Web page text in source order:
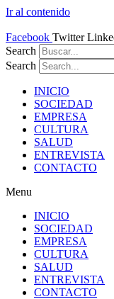
Ir al contenido
Facebook Twitter
Search
Search
INICIO
SOCIEDAD
EMPRESA
CULTURA
SALUD
ENTREVISTA
CONTACTO
Menu
INICIO
SOCIEDAD
EMPRESA
CULTURA
SALUD
ENTREVISTA
CONTACTO